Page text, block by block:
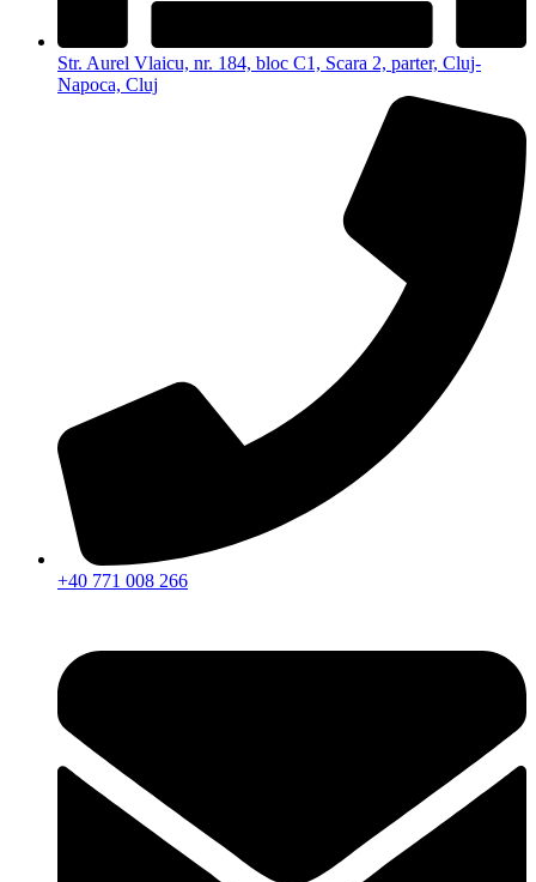
Str. Aurel Vlaicu, nr. 184, bloc C1, Scara 2, parter, Cluj-
Napoca, Cluj
+40 771 008 266